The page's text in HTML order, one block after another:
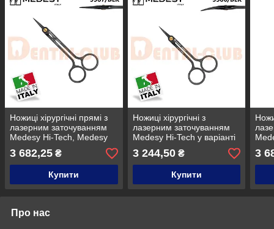
Ножиці хірургічні прямі з
лазерним заточуванням
Medesy Hi-Tech, Medesy
3587/BLK
3 682,25 ₴
Купити
Ножиці хірургічні з
лазерним заточуванням
Medesy Hi-Tech у варіанті
BLK, вигнуті, Medesy
3586/BLK
3 244,50₴
Купити
3
Про нас